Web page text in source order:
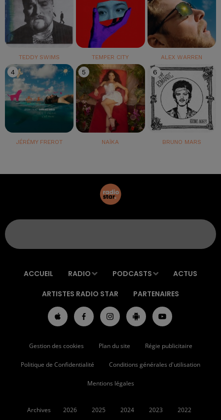
TEDDY SWIMS TEMPER CITY ALEX WARREN
4
JÉRÉMY FREROT
5
NAÏKA
6
BRUNO MARS
ACCUEIL RADIO PODCASTS ACTUS
ARTISTES RADIO STAR PARTENAIRES
Gestion des cookies Plan du site Régie publicitaire
Politique de Confidentialité Conditions générales d'utilisation
Mentions légales
Archives 2026 2025 2024 2023 2022